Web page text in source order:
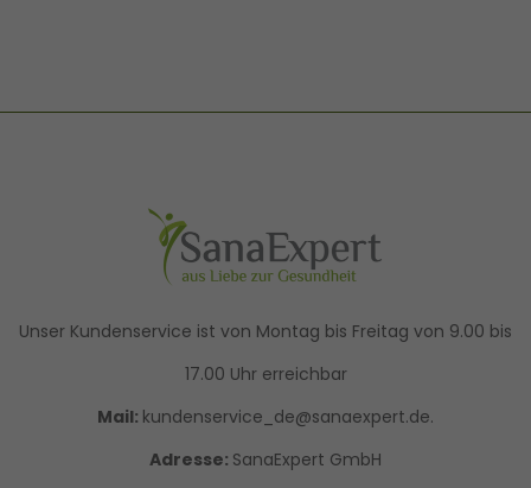
Unser Kundenservice ist von Montag bis Freitag von 9.00 bis
17.00 Uhr erreichbar
Mail: kundenservice_de@sanaexpert.de.
Adresse: SanaExpert GmbH